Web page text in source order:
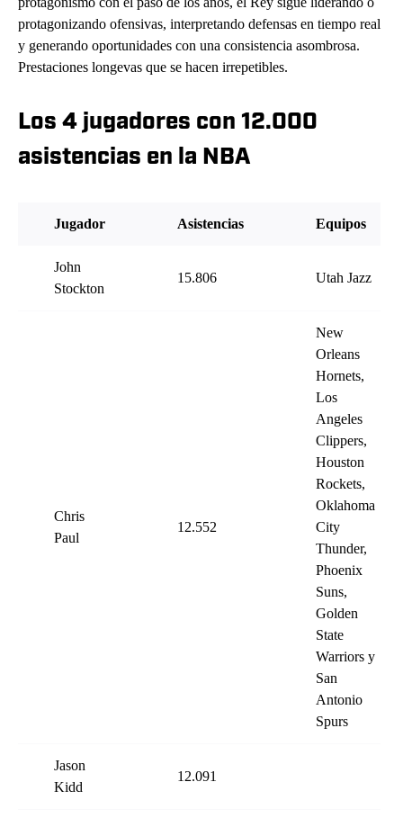
protagonizando ofensivas, interpretando defensas en tiempo real
y generando oportunidades con una consistencia asombrosa.
Prestaciones longevas que se hacen irrepetibles.
Los 4 jugadores con 12.000
asistencias en la NBA
Jugador Asistencias Equipos
John
Stockton
15.806 Utah Jazz
Chris
Paul
12.552
New
Orleans
Hornets,
Los
Angeles
Clippers,
Houston
Rockets,
Oklahoma
City
Thunder,
Phoenix
Suns,
Golden
State
Warriors y
San
Antonio
Spurs
Jason
Kidd
12.091